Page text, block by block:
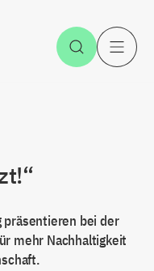
Suche
bei der
mehr Nachhaltigkeit